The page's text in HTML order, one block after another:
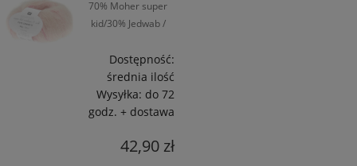
70% Moher super
kid/30% Jedwab /
Dostępność:
średnia ilość
Wysyłka: do 72
godz. + dostawa
42,90 zł